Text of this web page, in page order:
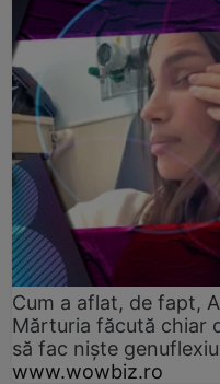
Cum a aflat, de fapt,
Mărturia făcută chiar
să fac niște
www.wowbiz.ro